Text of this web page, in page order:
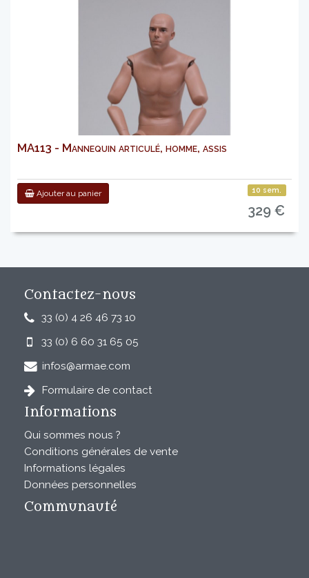
MA113 - Mannequin articulé, homme, assis
Ajouter au panier 10 sem.
329 €
Contactez-nous
33 (0) 4 26 46 73 10
33 (0) 6 60 31 65 05
infos@armae.com
Formulaire de contact
Informations
Qui sommes nous ?
Conditions générales de vente
Informations légales
Données personnelles
Communauté